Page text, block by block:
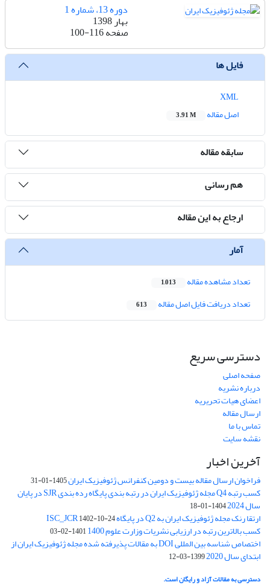
دوره 13، شماره 1
بهار 1398
صفحه100-116
فایل ها
اصل مقاله
3.91 M
سابقه مقاله
هم رسانی
ارجاع به این مقاله
آمار
تعداد مشاهده مقاله 1,013
تعداد دریافت فایل اصل مقاله 613
دسترسی سریع
صفحه اصلی
درباره نشریه
اعضای هیات تحریریه
ارسال مقاله
تماس با ما
نقشه سایت
آخرین اخبار
فراخوان ارسال مقاله بیست و دومین کنفرانس ژئوفیزیک ایران1405-01-31
کسب رتبه Q4 مجله ژئوفیزیک ایران در رتبه بندی پایگاه رده بندی SJR در پایان
سال 2024 1404-01-18
ارتقا رنک مجله ژئوفیزیک ایران به Q2 در پایگاه ISC_JCR 1402-10-24
کسب بالاترین رتبه در ارزیابی نشریات وزارت علوم 1400 1401-02-03
اختصاص شناسه بین المللی DOI به مقالات پذیرفته شده مجله ژئوفیزیک ایران از
ابتدای سال 2020 1399-03-12
دسترسی به مقالات آزاد و رایگان است.